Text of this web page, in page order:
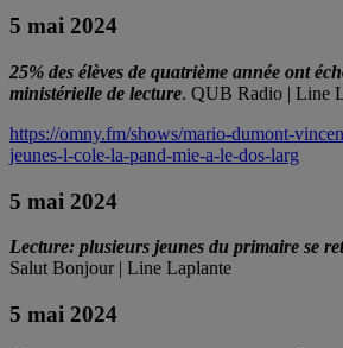
5 mai 2024
25% des élèves de quatrième année ont
ministérielle de lecture. QUB Radio | Line
https://omny.fm/shows/mario-dumont-
jeunes-l-cole-la-pand-mie-a-le-dos-larg
5 mai 2024
Lecture: plusieurs jeunes du primaire se
Salut Bonjour | Line Laplante
5 mai 2024